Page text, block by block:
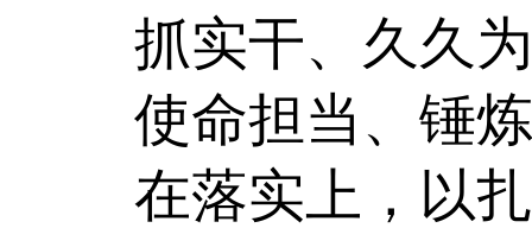
抓实干、久久
使命担当、锤
在落实上，以